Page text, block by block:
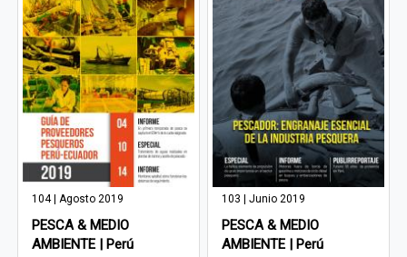
104 | Agosto 2019
PESCA & MEDIO
AMBIENTE | Perú
103 | Junio 2019
PESCA & MEDIO
AMBIENTE | Perú